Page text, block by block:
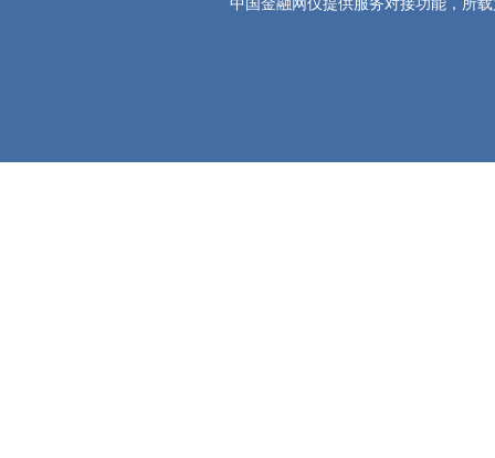
中国金融网仅提供服务对接功能，所